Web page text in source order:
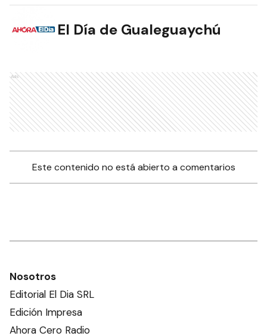
El Día de Gualeguaychú
Ads
Este contenido no está abierto a comentarios
Nosotros
Editorial El Dia SRL
Edición Impresa
Ahora Cero Radio